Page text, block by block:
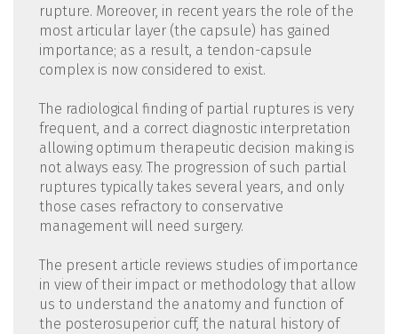
rupture. Moreover, in recent years the role of the
most articular layer (the capsule) has gained
importance; as a result, a tendon-capsule
complex is now considered to exist.
The radiological finding of partial ruptures is very
frequent, and a correct diagnostic interpretation
allowing optimum therapeutic decision making is
not always easy. The progression of such partial
ruptures typically takes several years, and only
those cases refractory to conservative
management will need surgery.
The present article reviews studies of importance
in view of their impact or methodology that allow
us to understand the anatomy and function of
the posterosuperior cuff, the natural history of